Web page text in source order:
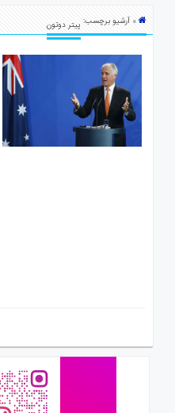
استرالیا» آرشیو برچسب: پیتر دوتون